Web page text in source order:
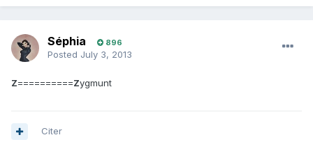
Séphia 896
Posted July 3, 2013
Z==========Zygmunt
Citer